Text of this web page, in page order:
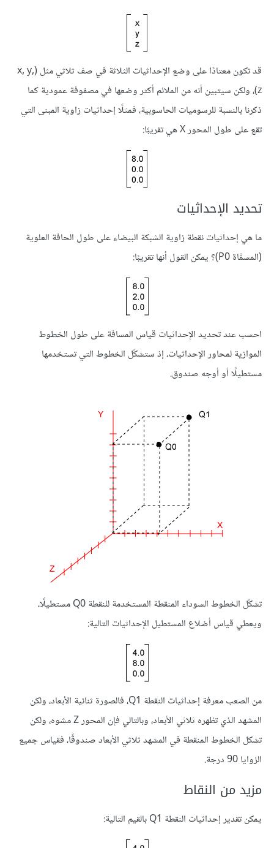
قد تكون معتادًا على وضع الإحداثيات الثلاثة في صف ثلاثي مثل (x, y,
z)، ولكن سيتبين أنه من الملائم أكثر وضعها في مصفوفة عمودية كما
ذكرنا بالنسبة للرسوميات الحاسوبية، فمثلًا إحداثيات زاوية المبنى التي
تقع على طول المحور X هي تقريبًا:
تحديد الإحداثيات
ما هي إحداثيات نقطة زاوية الشبكة البيضاء على طول الحافة العلوية
(المسمَّاة P0)؟ يمكن القول أنها تقريبًا:
احسب عند تحديد الإحداثيات قياس المسافة على طول الخطوط
الموازية لمحاور الإحداثيات، إذ ستشكّل الخطوط التي تستخدمها
مستطيلًا أو أوجه صندوق.
تشكّل الخطوط السوداء المنقطة المستخدمة للنقطة Q0 مستطيلًا،
ويعطي قياس أضلاع المستطيل الإحداثيات التالية:
من الصعب معرفة إحداثيات النقطة Q1، فالصورة ثنائية الأبعاد، ولكن
المشهد الذي تظهره ثلاثي الأبعاد، وبالتالي فإن المحور Z مشوه، ولكن
تشكل الخطوط المنقطة في المشهد ثلاثي الأبعاد صندوقًا، فقياس جميع
الزوايا 90 درجة.
مزيد من النقاط
يمكن تقدير إحداثيات النقطة Q1 بالقيم التالية: